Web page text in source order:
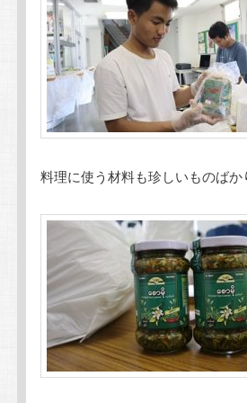
料理に使う材料も珍しいものばか